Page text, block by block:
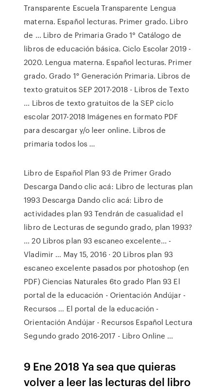
Transparente Escuela Transparente Lengua
materna. Español lecturas. Primer grado. Libro
de ... Libro de Primaria Grado 1° Catálogo de
libros de educación básica. Ciclo Escolar 2019 -
2020. Lengua materna. Español lecturas. Primer
grado. Grado 1° Generación Primaria. Libros de
texto gratuitos SEP 2017-2018 - Libros de Texto
... Libros de texto gratuitos de la SEP ciclo
escolar 2017-2018 Imágenes en formato PDF
para descargar y/o leer online. Libros de
primaria todos los …
Libro de Español Plan 93 de Primer Grado
Descarga Dando clic acá: Libro de lecturas plan
1993 Descarga Dando clic acá: Libro de
actividades plan 93 Tendrán de casualidad el
libro de Lecturas de segundo grado, plan 1993?
… 20 Libros plan 93 escaneo excelente... -
Vladimir ... May 15, 2016 · 20 Libros plan 93
escaneo excelente pasados por photoshop (en
PDF) Ciencias Naturales 6to grado Plan 93 El
portal de la educación - Orientación Andújar -
Recursos ... El portal de la educación -
Orientación Andújar - Recursos Español Lectura
Segundo grado 2016-2017 - Libro Online ...
9 Ene 2018 Ya sea que quieras
volver a leer las lecturas del libro